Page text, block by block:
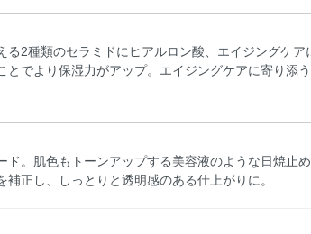
る2種類のセラミドにヒアルロン酸、エイジングケア
とでより保湿力がアップ。エイジングケアに寄り添う
ド。肌色もトーンアップする美容液のような日焼止
補正し、しっとりと透明感のある仕上がりに。